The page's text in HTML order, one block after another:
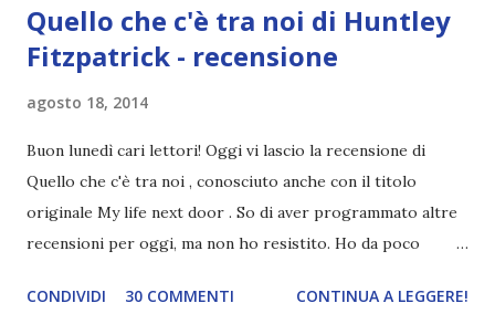
Quello che c'è tra noi di Huntley
Fitzpatrick - recensione
agosto 18, 2014
Buon lunedì cari lettori! Oggi vi lascio la recensione di
Quello che c'è tra noi , conosciuto anche con il titolo
originale My life next door . So di aver programmato altre
recensioni per oggi, ma non ho resistito. Ho da poco
con voi. Titolo: Quello che c'è tra noi (My life next door
CONDIVIDI 30 COMMENTI CONTINUA A LEGGERE!